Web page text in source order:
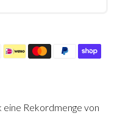
Rekordmenge von